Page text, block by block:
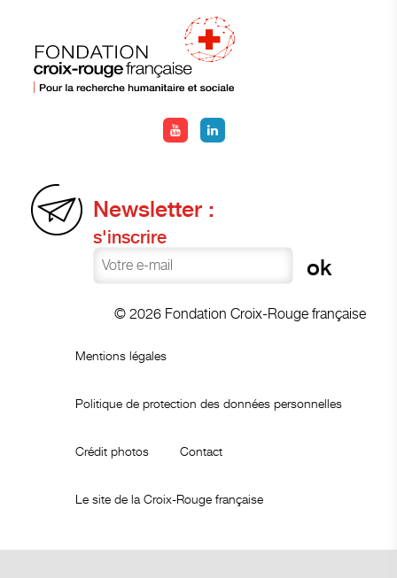
Newsletter :
s'inscrire
© 2026 Fondation Croix-Rouge française
Mentions légales
Politique de protection des données personnelles
Crédit photos Contact
Le site de la Croix-Rouge française